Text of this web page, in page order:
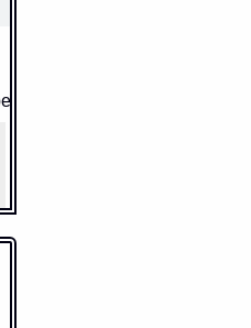
387_593r_37